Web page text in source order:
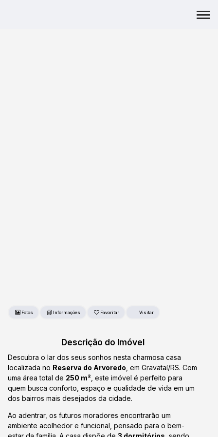
Fotos Favoritar
Descrição do Imóvel
Descubra o lar dos seus sonhos nesta charmosa casa
localizada no Reserva do Arvoredo , em Gravataí/RS. Com
uma área total de 250 m² , este imóvel é perfeito para
quem busca conforto, espaço e qualidade de vida em um
dos bairros mais desejados da cidade.
Ao adentrar, os futuros moradores encontrarão um
ambiente acolhedor e funcional, pensado para o bem-